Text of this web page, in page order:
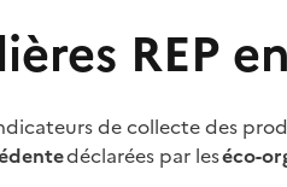
REP
de collecte des
déclarées par leséco-